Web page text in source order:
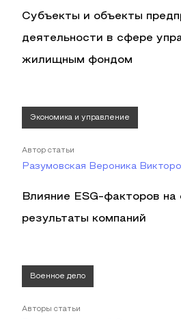
Субъекты и объекты
деятельности в сфере
жилищным фондом
Экономика и управление
Автор статьи
Разумовская Вероника
Влияние ESG-факторов на
результаты компаний
Военное дело
Авторы статьи